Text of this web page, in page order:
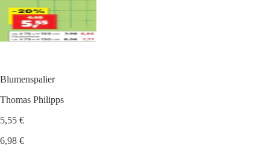
Blumenspalier
Thomas Philipps
5,55 €
6,98 €